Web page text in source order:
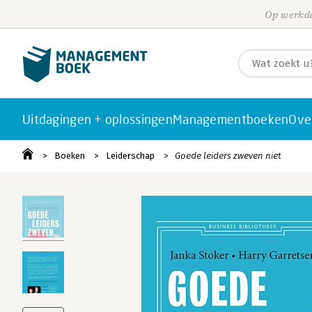
Op
Uitdagingen + oplossingenManagementboeken
Boeken Leiderschap Goede leiders zweven niet